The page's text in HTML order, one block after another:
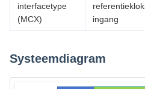
interfacetype
(MCX)
ingang
Systeemdiagram